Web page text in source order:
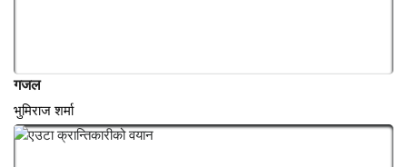
कोरानाको डर अनि त्रासले निन्द्रा नै लाग्दैन
कमल रेग्मी